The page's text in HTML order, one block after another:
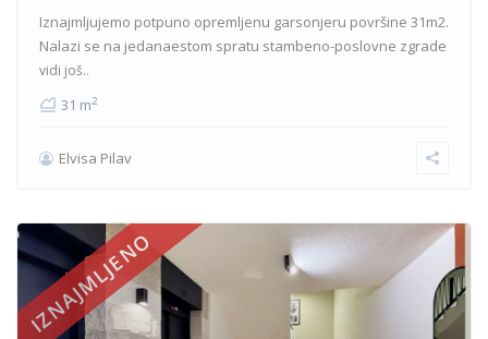
Iznajmljujemo potpuno opremljenu garsonjeru površine 31m2.
Nalazi se na jedanaestom spratu stambeno-poslovne zgrade
vidi još..
31 m2
Elvisa Pilav
IZNAJMLJENO